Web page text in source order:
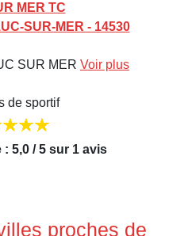
MER TC
SUR-MER - 14530
SUR MER Voir plus
de sportif
: 5,0 / 5 sur 1 avis
proches de